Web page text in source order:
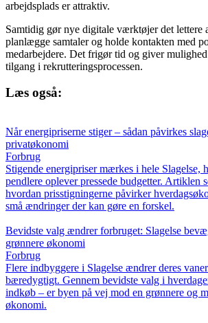
arbejdsplads er attraktiv.
Samtidig gør nye digitale værktøjer det lettere
planlægge samtaler og holde kontakten med
medarbejdere. Det frigør tid og giver
tilgang i rekrutteringsprocessen.
Læs også:
Når energipriserne stiger – sådan påvirkes
privatøkonomi
Forbrug
Stigende energipriser mærkes i hele Slagelse,
pendlere oplever pressede budgetter. Artiklen
hvordan prisstigningerne påvirker
små ændringer der kan gøre en forskel.
Bevidste valg ændrer forbruget: Slagelse
grønnere økonomi
Forbrug
Flere indbyggere i Slagelse ændrer deres
bæredygtigt. Gennem bevidste valg i
indkøb – er byen på vej mod en grønnere og
økonomi.